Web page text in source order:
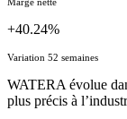
+40.24%
Variation 52 semaines
WATERA évolue
plus précis à